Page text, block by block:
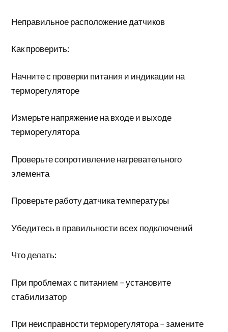
Неправильное расположение датчиков
Как проверить:
Начните с проверки питания и индикации на
терморегуляторе
Измерьте напряжение на входе и выходе
терморегулятора
Проверьте сопротивление нагревательного
элемента
Проверьте работу датчика температуры
Убедитесь в правильности всех подключений
Что делать:
При проблемах с питанием – установите
стабилизатор
При неисправности терморегулятора – замените